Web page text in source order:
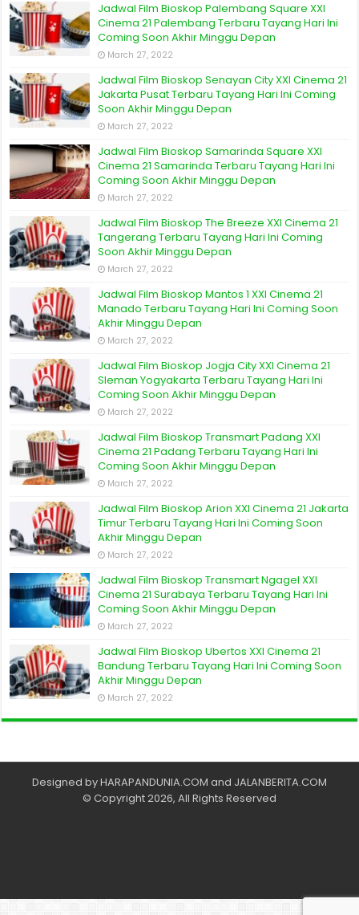
Jadwal Film Bioskop Palembang Square XXI
Cinema 21 Palembang Terbaru Tayang Hari Ini
Coming Soon Akhir Minggu Depan
March 27, 2022
Jadwal Film Bioskop Senayan City XXI Cinema 21
Jakarta Pusat Terbaru Tayang Hari Ini Coming
Soon Akhir Minggu Depan
March 27, 2022
Jadwal Film Bioskop Samarinda Square XXI
Cinema 21 Samarinda Terbaru Tayang Hari Ini
Coming Soon Akhir Minggu Depan
March 27, 2022
Jadwal Film Bioskop The Breeze XXI Cinema 21
Tangerang Terbaru Tayang Hari Ini Coming
Soon Akhir Minggu Depan
March 27, 2022
Jadwal Film Bioskop Mantos 1 XXI Cinema 21
Manado Terbaru Tayang Hari Ini Coming Soon
Akhir Minggu Depan
March 27, 2022
Jadwal Film Bioskop Jogja City XXI Cinema 21
Sleman Yogyakarta Terbaru Tayang Hari Ini
Coming Soon Akhir Minggu Depan
March 27, 2022
Jadwal Film Bioskop Transmart Padang XXI
Cinema 21 Padang Terbaru Tayang Hari Ini
Coming Soon Akhir Minggu Depan
March 27, 2022
Jadwal Film Bioskop Arion XXI Cinema 21 Jakarta
Timur Terbaru Tayang Hari Ini Coming Soon
Akhir Minggu Depan
March 27, 2022
Jadwal Film Bioskop Transmart Ngagel XXI
Cinema 21 Surabaya Terbaru Tayang Hari Ini
Coming Soon Akhir Minggu Depan
March 27, 2022
Jadwal Film Bioskop Ubertos XXI Cinema 21
Bandung Terbaru Tayang Hari Ini Coming Soon
Akhir Minggu Depan
March 27, 2022
Designed byHARAPANDUNIA.COM and JALANBERITA.COM
© Copyright 2026, All Rights Reserved